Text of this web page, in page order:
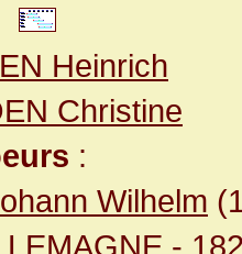
Heinrich
Christine
:
Wilhelm
-